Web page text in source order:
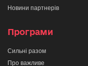
Новини партнерів
Програми
Сильні разом
Про важливе